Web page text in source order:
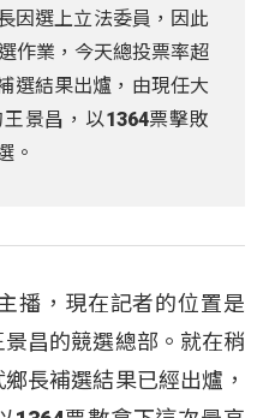
因選上立法委員，因此
作業，今天總投票率超
選結果出爐，由現任大
景昌，以1364票擊敗
。
播，現在記者的位置是
昌的競選總部。就在稍
長補選結果已經出爐，